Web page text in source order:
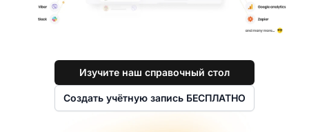
Изучите наш справочный стол
Создать учётную запись БЕСПЛАТНО